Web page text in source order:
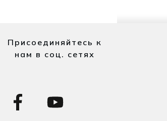
Присоединяйтесь к
нам в соц. сетях